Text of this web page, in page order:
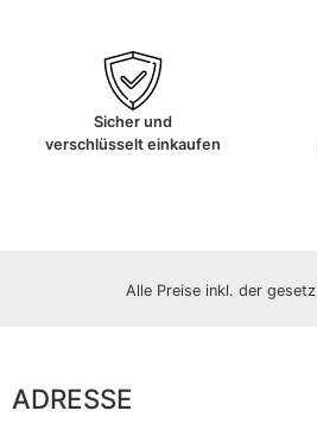
Sicher und
verschlüsselt einkaufen
Alle Preise inkl. der
ADRESSE